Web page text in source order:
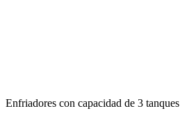
Enfriadores con capacidad de 3 tanques